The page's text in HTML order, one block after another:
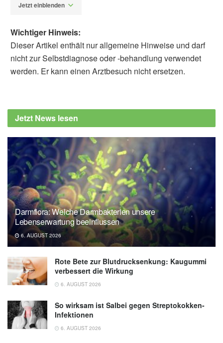
Jetzt einblenden
Medina: Effects of starter cultures on the
metabolite profile, antioxidant activities, and
Discover Food (veröffentlicht 30.01.2025),
Discover Food
Ateneo de Manila University: Tapuy rice wine
fermentation yields possible anti-aging
superfood (veröffentlicht 14.03.2025),Ateneo
de Manila University
Wichtiger Hinweis:
Dieser Artikel enthält nur allgemeine Hinweise und darf
nicht zur Selbstdiagnose oder -behandlung verwendet
werden. Er kann einen Arztbesuch nicht ersetzen.
Jetzt News lesen
Darmflora: Welche Darmbakterien unsere
Lebenserwartung beeinflussen
6. AUGUST 2026
Rote Bete zur Blutdrucksenkung: Kaugummi
verbessert die Wirkung
6. AUGUST 2026
So wirksam ist Salbei gegen Streptokokken-
Infektionen
6. AUGUST 2026